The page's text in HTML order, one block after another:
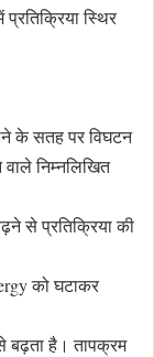
स्थिर
के सतह पर विघटन
निम्नलिखित
से प्रतिक्रिया की
को घटाकर
बढ़ता है। तापक्रम